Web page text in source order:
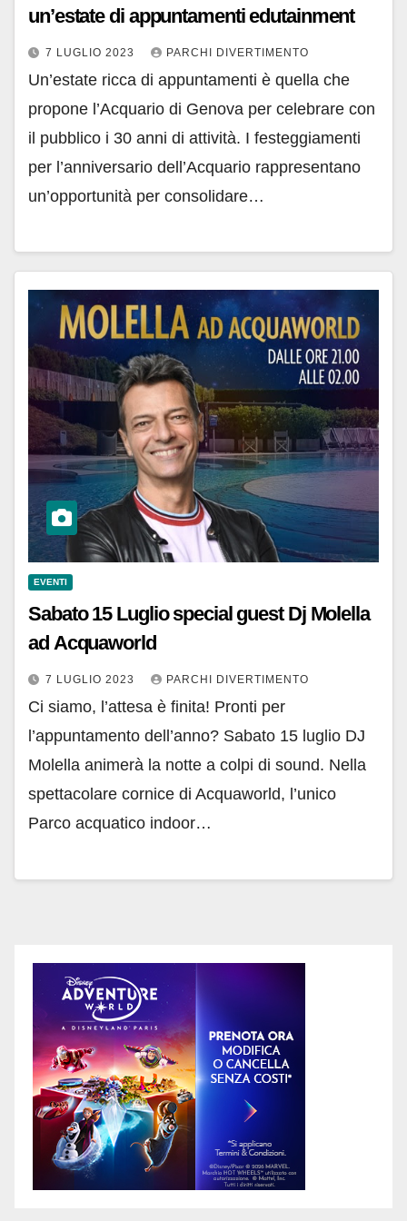
un’estate di appuntamenti edutainment
7 LUGLIO 2023 PARCHI DIVERTIMENTO
Un’estate ricca di appuntamenti è quella che
propone l’Acquario di Genova per celebrare con
il pubblico i 30 anni di attività. I festeggiamenti
per l’anniversario dell’Acquario rappresentano
un’opportunità per consolidare…
EVENTI
Sabato 15 Luglio special guest Dj Molella
ad Acquaworld
7 LUGLIO 2023 PARCHI DIVERTIMENTO
Ci siamo, l’attesa è finita! Pronti per
l’appuntamento dell’anno? Sabato 15 luglio DJ
Molella animerà la notte a colpi di sound. Nella
spettacolare cornice di Acquaworld, l’unico
Parco acquatico indoor…